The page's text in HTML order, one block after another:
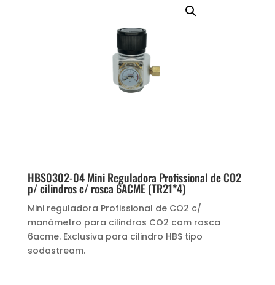
HBS0302-04 Mini Reguladora Profissional de CO2
p/ cilindros c/ rosca 6ACME (TR21*4)
Mini reguladora Profissional de CO2 c/
manômetro para cilindros CO2 com rosca
6acme. Exclusiva para cilindro HBS tipo
sodastream.